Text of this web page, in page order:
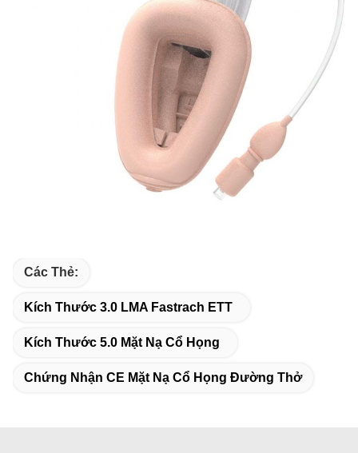
Các Thẻ:
Kích Thước 3.0 LMA Fastrach ETT
Kích Thước 5.0 Mặt Nạ Cổ Họng
Chứng Nhận CE Mặt Nạ Cổ Họng Đường Thở